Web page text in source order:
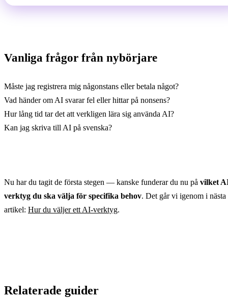
Vanliga frågor från nybörjare
Måste jag registrera mig någonstans eller betala något?
Vad händer om AI svarar fel eller hittar på nonsens?
Hur lång tid tar det att verkligen lära sig använda AI?
Kan jag skriva till AI på svenska?
Nu har du tagit de första stegen — kanske funderar du nu på vilket
verktyg du ska välja för specifika behov. Det går vi igenom i nästa
artikel: Hur du väljer ett AI-verktyg.
Relaterade guider